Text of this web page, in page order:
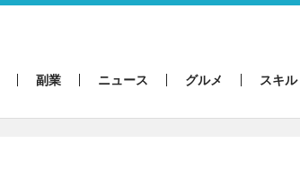
副業 ニュース グルメ スキル